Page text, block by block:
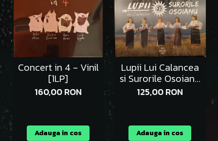
Concert in 4 - Vinil
[1LP]
160,00 RON
Adauga in cos
Lupii Lui Calancea
si Surorile Osoianu
- Vinil [1LP]
125,00 RON
Adauga in cos